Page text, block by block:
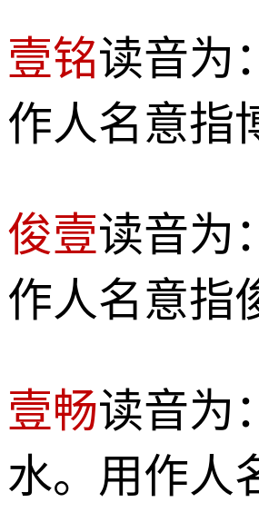
壹铭读音为
作人名意指
俊壹读音为
作人名意指
壹畅读音为
水。用作人